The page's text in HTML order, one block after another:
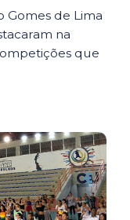
Gomes de Lima
na
que